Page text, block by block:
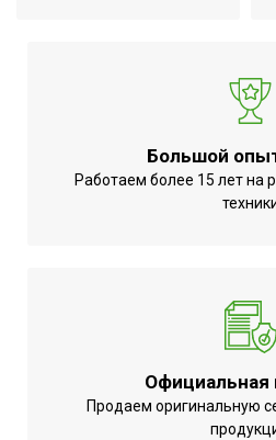
Индикация температуры
Большой
Работаем более 15 лет на
Официальная
Продаем оригинальную